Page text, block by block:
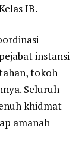
IB.
instansi
tokoh
Seluruh
khidmat
amanah